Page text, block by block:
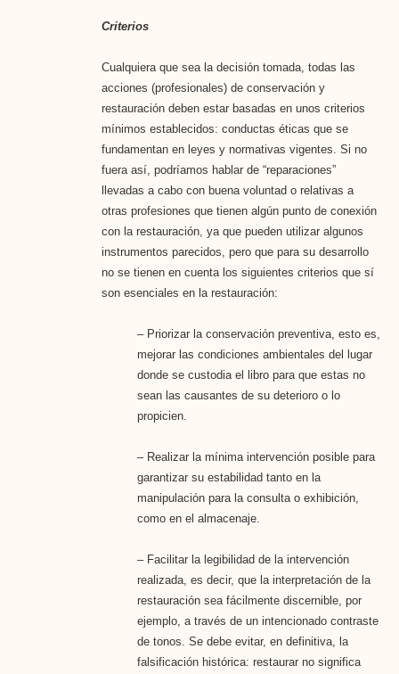
Criterios
Cualquiera que sea la decisión tomada, todas las
acciones (profesionales) de conservación y
restauración deben estar basadas en unos criterios
mínimos establecidos: conductas éticas que se
fundamentan en leyes y normativas vigentes. Si no
fuera así, podríamos hablar de “reparaciones”
llevadas a cabo con buena voluntad o relativas a
otras profesiones que tienen algún punto de conexión
con la restauración, ya que pueden utilizar algunos
instrumentos parecidos, pero que para su desarrollo
no se tienen en cuenta los siguientes criterios que sí
son esenciales en la restauración:
– Priorizar la conservación preventiva, esto es,
mejorar las condiciones ambientales del lugar
donde se custodia el libro para que estas no
sean las causantes de su deterioro o lo
propicien.
– Realizar la mínima intervención posible para
garantizar su estabilidad tanto en la
manipulación para la consulta o exhibición,
como en el almacenaje.
– Facilitar la legibilidad de la intervención
realizada, es decir, que la interpretación de la
restauración sea fácilmente discernible, por
ejemplo, a través de un intencionado contraste
de tonos. Se debe evitar, en definitiva, la
falsificación histórica: restaurar no significa